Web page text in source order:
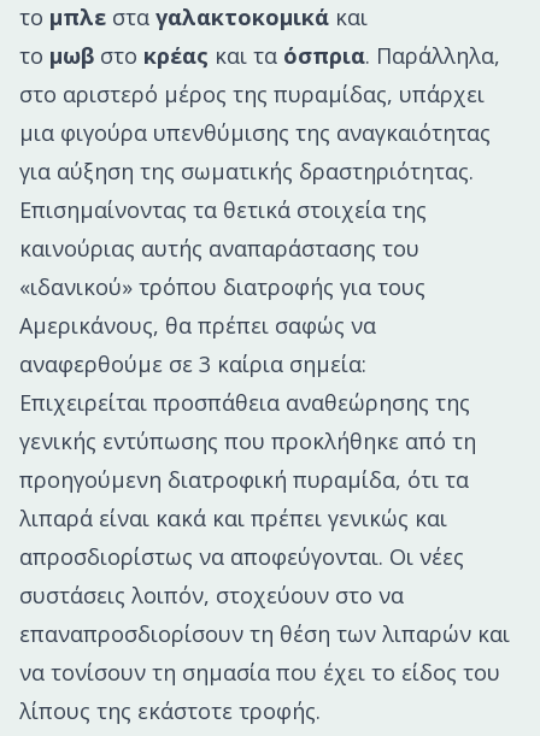
το μπλε στα γαλακτοκομικά και
το μωβ στο κρέας και τα όσπρια. Παράλληλα,
στο αριστερό μέρος της πυραμίδας, υπάρχει
μια φιγούρα υπενθύμισης της αναγκαιότητας
για αύξηση της σωματικής δραστηριότητας.
Επισημαίνοντας τα θετικά στοιχεία της
καινούριας αυτής αναπαράστασης του
«ιδανικού» τρόπου διατροφής για τους
Αμερικάνους, θα πρέπει σαφώς να
αναφερθούμε σε 3 καίρια σημεία:
Επιχειρείται προσπάθεια αναθεώρησης της
γενικής εντύπωσης που προκλήθηκε από τη
προηγούμενη διατροφική πυραμίδα, ότι τα
λιπαρά είναι κακά και πρέπει γενικώς και
απροσδιορίστως να αποφεύγονται. Οι νέες
συστάσεις λοιπόν, στοχεύουν στο να
επαναπροσδιορίσουν τη θέση των λιπαρών και
να τονίσουν τη σημασία που έχει το είδος του
λίπους της εκάστοτε τροφής.